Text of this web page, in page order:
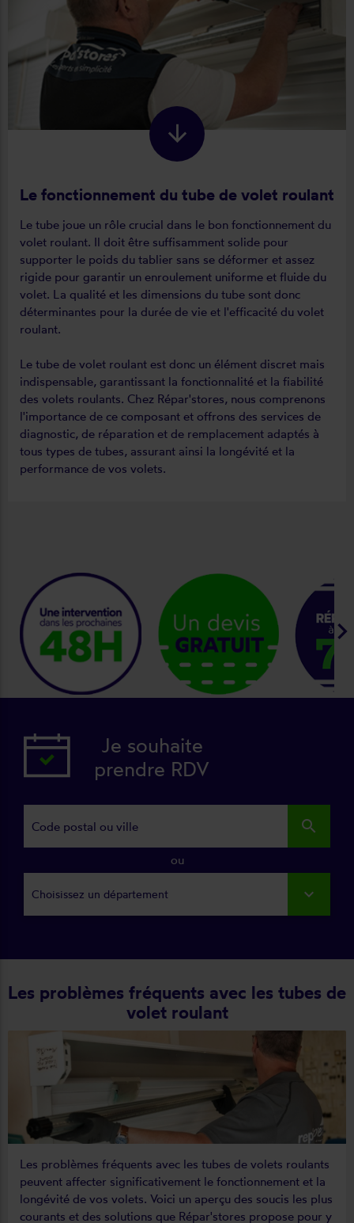
Le fonctionnement du tube de volet roulant
Le tube joue un rôle crucial dans le bon fonctionnement du
volet roulant. Il doit être suffisamment solide pour
supporter le poids du tablier sans se déformer et assez
rigide pour garantir un enroulement uniforme et fluide du
volet. La qualité et les dimensions du tube sont donc
déterminantes pour la durée de vie et l'efficacité du volet
roulant.
Le tube de volet roulant est donc un élément discret mais
indispensable, garantissant la fonctionnalité et la fiabilité
des volets roulants. Chez Répar'stores, nous comprenons
l'importance de ce composant et offrons des services de
diagnostic, de réparation et de remplacement adaptés à
tous types de tubes, assurant ainsi la longévité et la
performance de vos volets.
Je souhaite
prendre RDV
search
ou
Choisissez un département
Les problèmes fréquents avec les tubes de
volet roulant
Les problèmes fréquents avec les tubes de volets roulants
peuvent affecter significativement le fonctionnement et la
longévité de vos volets. Voici un aperçu des soucis les plus
courants et des solutions que Répar'stores propose pour y